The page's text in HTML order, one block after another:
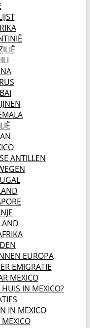
ANTILLEN
EUROPA
EMIGRATIE
MEXICO
IN MEXICO?
IN MEXICO